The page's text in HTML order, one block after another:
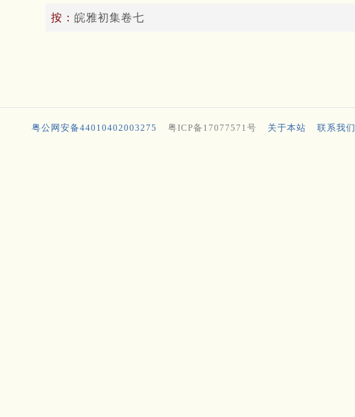
按： 皖雅初集卷七
粤公网安备44010402003275 粤ICP备17077571号 关于本站 联系我们